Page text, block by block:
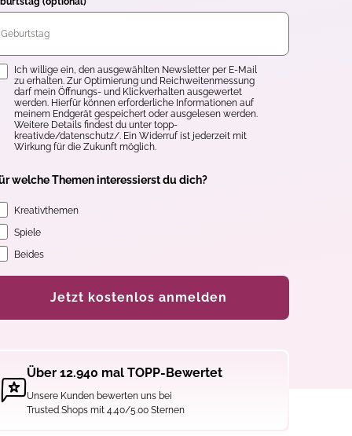
Ich willige ein, den ausgewählten Newsletter per E-Mail
zu erhalten. Zur Optimierung und Reichweitenmessung
darf mein Öffnungs- und Klickverhalten ausgewertet
werden. Hierfür können erforderliche Informationen auf
meinem Endgerät gespeichert oder ausgelesen werden.
Weitere Details findest du unter topp-
kreativ.de/datenschutz/. Ein Widerruf ist jederzeit mit
Wirkung für die Zukunft möglich.
welche Themen interessierst du dich?
Kreativthemen
Spiele
Beides
Jetzt kostenlos anmelden
Über 12.940 mal TOPP-Bewertet
Unsere Kunden bewerten uns bei
Trusted Shops mit 4.40/5.00 Sternen